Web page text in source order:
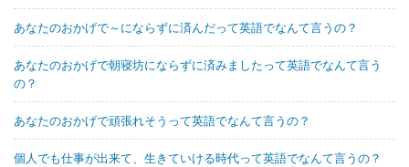
あなたのおかげで～にならずに済んだって英語でなんて言うの？
あなたのおかげで朝寝坊にならずに済みましたって英語でなんて言う
の？
あなたのおかげで頑張れそうって英語でなんて言うの？
個人でも仕事が出来て、生きていける時代って英語でなんて言うの？